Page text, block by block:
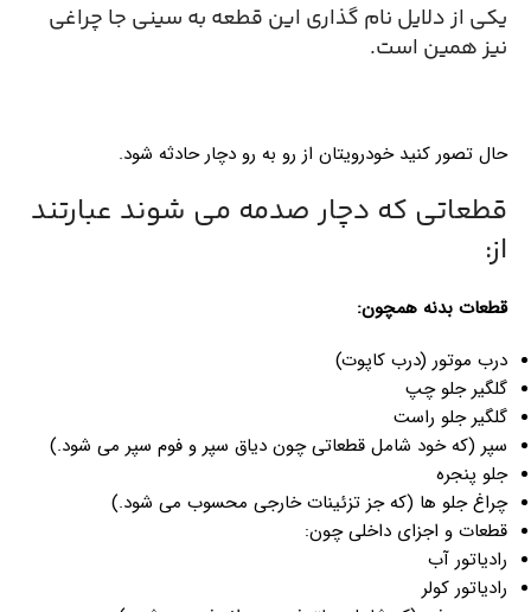
یکی از دلایل نام گذاری این قطعه به سینی جا چراغی
نیز همین است.
حال تصور کنید خودرویتان از رو به رو دچار حادثه شود.
قطعاتی که دچار صدمه می شوند عبارتند
از:
قطعات بدنه همچون:
درب موتور (درب کاپوت)
گلگیر جلو چپ
گلگیر جلو راست
سپر (که خود شامل قطعاتی چون دیاق سپر و فوم سپر می شود.)
جلو پنجره
چراغ جلو ها (که جز تزئینات خارجی محسوب می شود.)
قطعات و اجزای داخلی چون:
رادیاتور آب
رادیاتور کولر